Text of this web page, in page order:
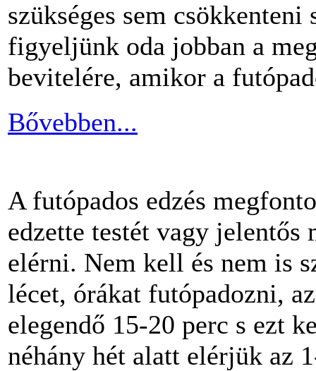
szükséges sem
figyeljünk oda jobban a
bevitelére, amikor a
Bővebben...
A futópados edzés
edzette testét vagy jelentős
elérni. Nem kell és nem is
lécet, órákat futópadozni,
elegendő 15-20 perc s ezt
néhány hét alatt elérjük az